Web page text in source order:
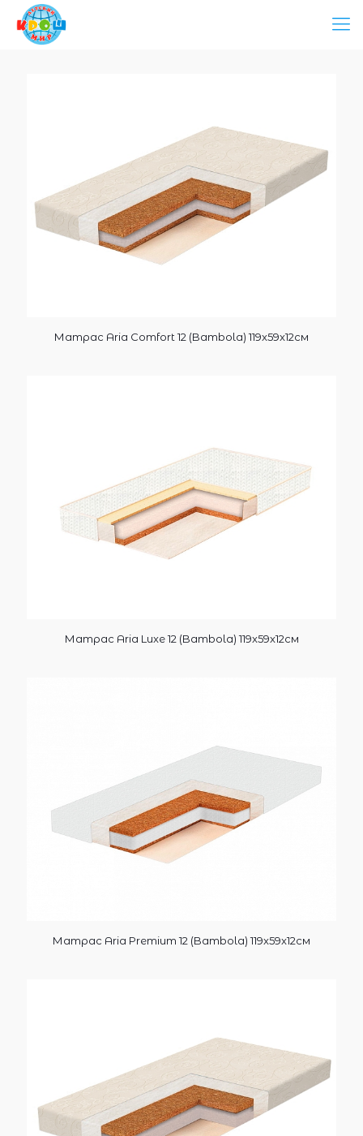
Матрас Aria Comfort 12 (Bambola) 119x59x12см
Матрас Aria Luxe 12 (Bambola) 119x59x12см
Матрас Aria Premium 12 (Bambola) 119x59x12см